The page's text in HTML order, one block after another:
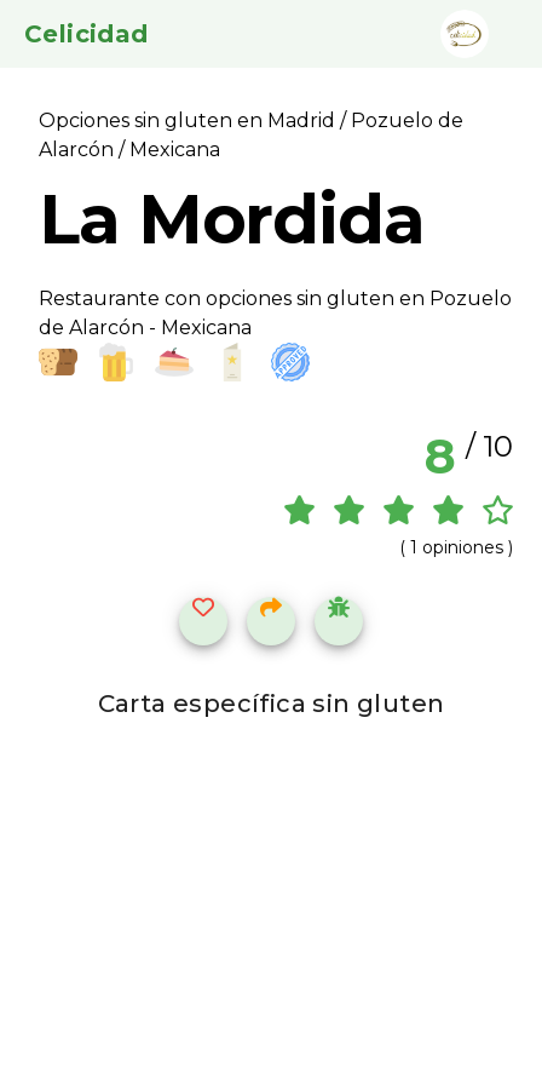
Celicidad
Opciones sin gluten en Madrid / Pozuelo de
Alarcón / Mexicana
La Mordida
Restaurante con opciones sin gluten en Pozuelo
de Alarcón - Mexicana
8 / 10
( 1 opiniones )
Carta específica sin gluten